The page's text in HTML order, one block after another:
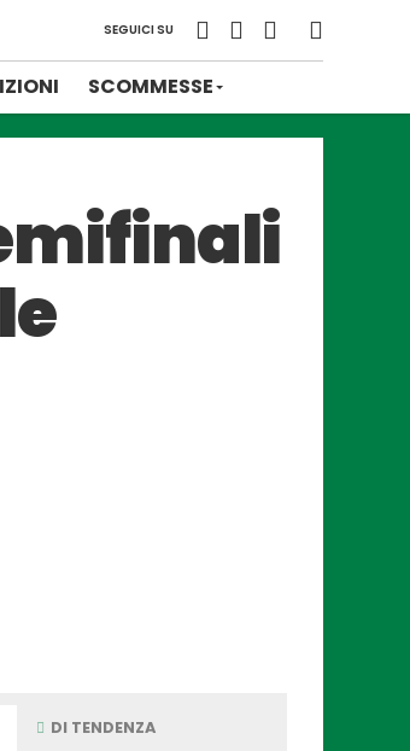
SEGUICI SU
SCOMMESSE
DI TENDENZA